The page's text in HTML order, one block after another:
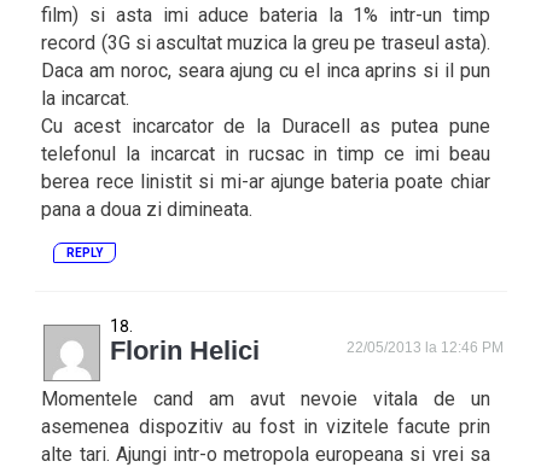
film) si asta imi aduce bateria la 1% intr-un timp
record (3G si ascultat muzica la greu pe traseul asta).
Daca am noroc, seara ajung cu el inca aprins si il pun
la incarcat.
Cu acest incarcator de la Duracell as putea pune
telefonul la incarcat in rucsac in timp ce imi beau
berea rece linistit si mi-ar ajunge bateria poate chiar
pana a doua zi dimineata.
REPLY
Florin Helici 22/05/2013 la 12:46 PM
Momentele cand am avut nevoie vitala de un
asemenea dispozitiv au fost in vizitele facute prin
alte tari. Ajungi intr-o metropola europeana si vrei sa